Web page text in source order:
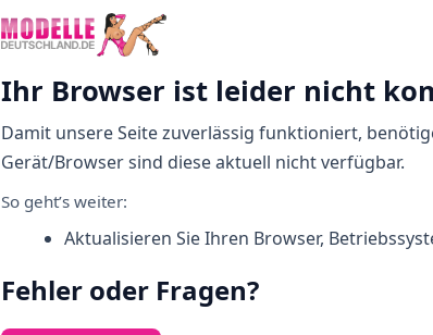
Ihr Browser ist leider nicht
Damit unsere Seite zuverlässig funktioniert,
Gerät/Browser sind diese aktuell nicht verfügbar.
So geht’s weiter:
Aktualisieren Sie Ihren Browser,
Fehler oder Fragen?